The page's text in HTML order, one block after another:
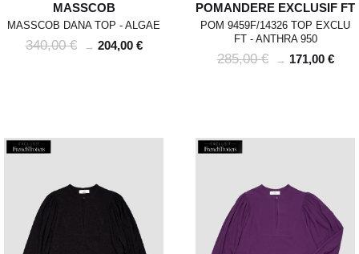
MASSCOB
MASSCOB DANA TOP - ALGAE
340,00 € → 204,00 €
POMANDERE EXCLUSIF FT
POM 9459F/14326 TOP EXCLU
FT - ANTHRA 950
285,00 € → 171,00 €